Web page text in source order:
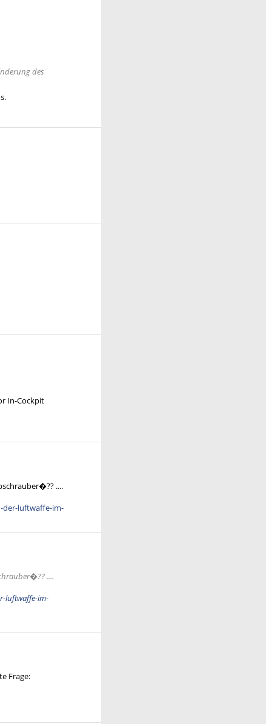
des
In-Cockpit
....
luftwaffe-im-
....
luftwaffe-im-
Frage: